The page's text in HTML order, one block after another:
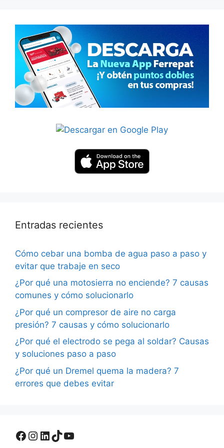
Entradas recientes
Cómo cebar una bomba de agua paso a paso y
evitar que trabaje en seco
¿Por qué una motosierra no enciende? 7 causas
comunes y cómo solucionarlo
¿Por qué un compresor de aire no carga
presión? 7 causas y cómo solucionarlo
¿Por qué el electrodo se pega al soldar? Causas
y soluciones paso a paso
¿Por qué un Dremel quema la madera? 7
errores que debes evitar
Facebook
Instagram
LinkedIn
TikTok
YouTube